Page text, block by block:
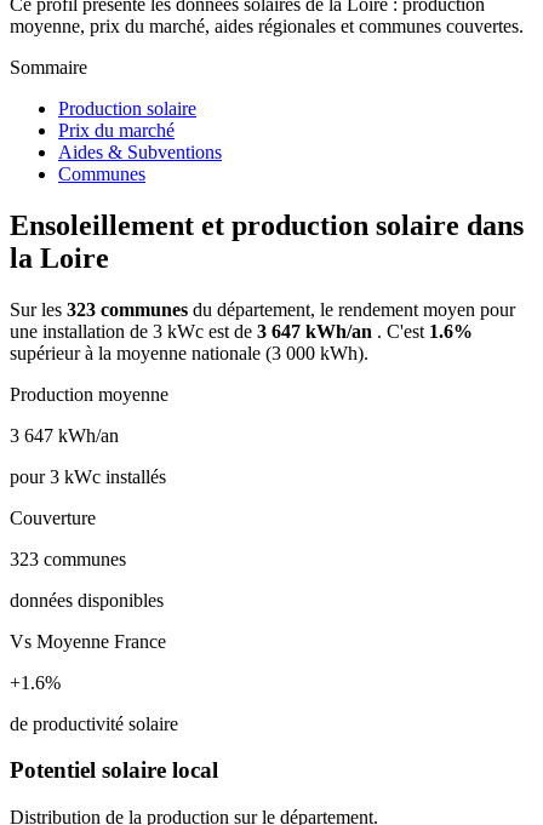
moyenne, prix du marché, aides régionales et communes couvertes.
Sommaire
Production solaire
Prix du marché
Aides & Subventions
Communes
Ensoleillement et production solaire dans
la Loire
Sur les 323 communes du département, le rendement moyen pour
une installation de 3 kWc est de 3 647 kWh/an . C'est 1.6%
supérieur à la moyenne nationale (3 000 kWh).
Production moyenne
3 647 kWh/an
pour 3 kWc installés
Couverture
323 communes
données disponibles
Vs Moyenne France
+1.6%
de productivité solaire
Potentiel solaire local
Distribution de la production sur le département.